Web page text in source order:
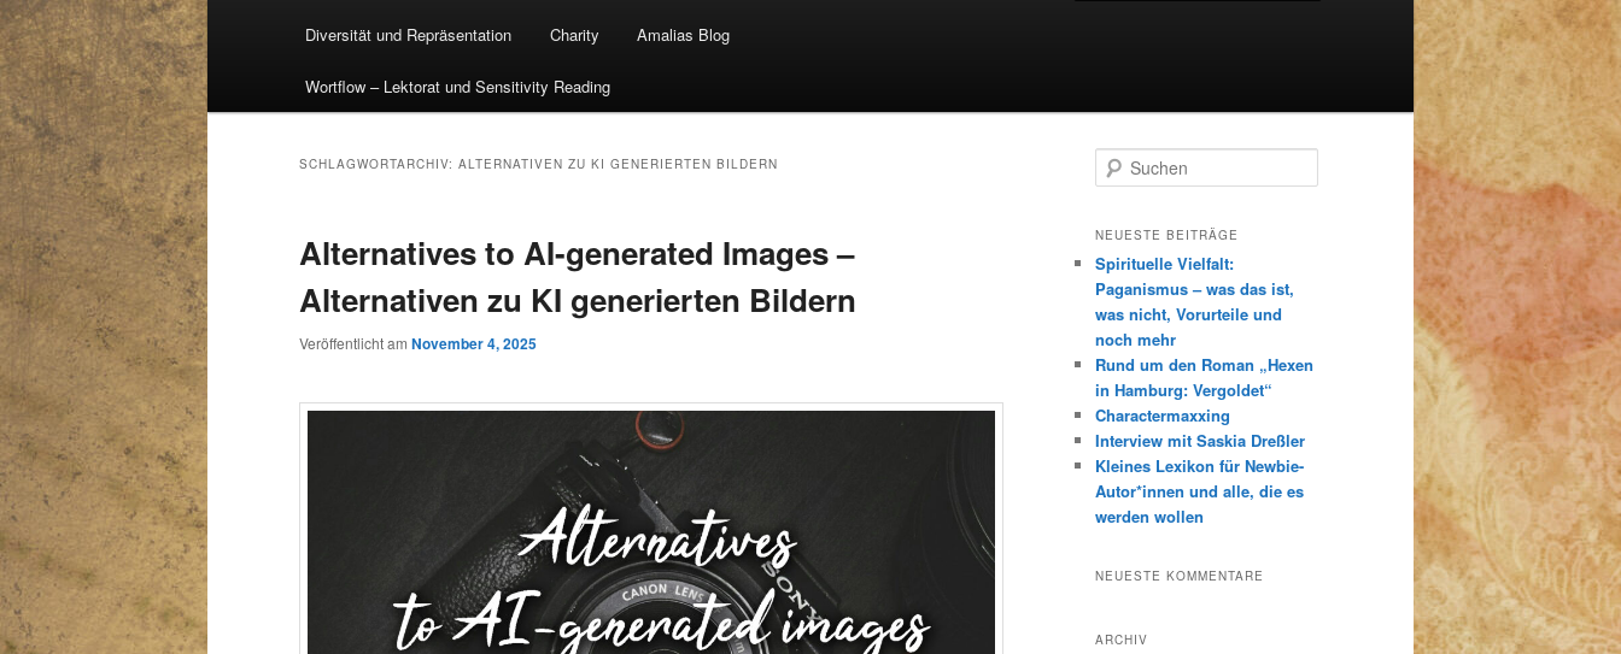
Diversität und Repräsentation Charity Amalias Blog
Wortflow – Lektorat und Sensitivity Reading
SCHLAGWORTARCHIV: ALTERNATIVEN ZU KI GENERIERTEN BILDERN
Alternatives to AI-generated Images –
Alternativen zu KI generierten Bildern
Veröffentlicht am November 4, 2025
u
h
n
NEUESTE BEITRÄGE
Spirituelle Vielfalt:
Paganismus – was das ist,
was nicht, Vorurteile und
noch mehr
Rund um den Roman „Hexen
in Hamburg: Vergoldet“
Charactermaxxing
Interview mit Saskia Dreßler
Kleines Lexikon für Newbie-
Autor*innen und alle, die es
werden wollen
NEUESTE KOMMENTARE
ARCHIV